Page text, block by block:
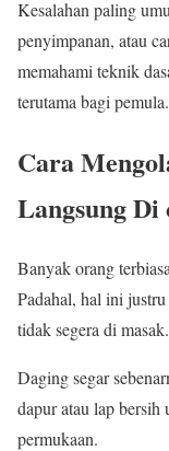
Kesalahan paling
penyimpanan, atau
memahami teknik
terutama bagi pemula.
Cara
Langsung Di
Banyak orang
Padahal, hal ini
tidak segera di masak.
Daging segar
dapur atau lap
permukaan.